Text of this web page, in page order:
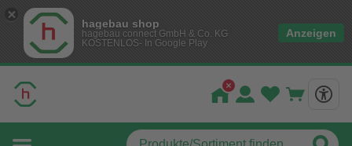
hagebau shop
hagebau connect GmbH & Co. KG
KOSTENLOS- In Google Play
Anzeigen